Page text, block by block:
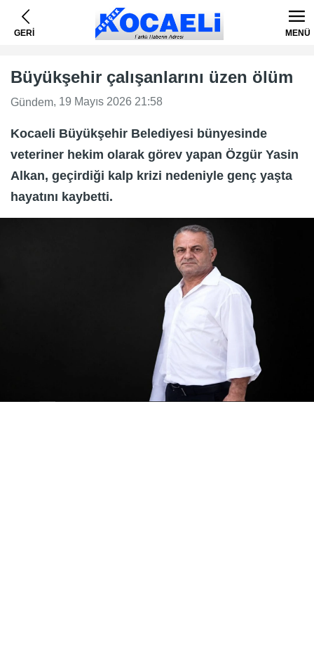
GERİ MENÜ
Büyükşehir çalışanlarını üzen ölüm
Gündem, 19 Mayıs 2026 21:58
Kocaeli Büyükşehir Belediyesi bünyesinde
veteriner hekim olarak görev yapan Özgür Yasin
Alkan, geçirdiği kalp krizi nedeniyle genç yaşta
hayatını kaybetti.